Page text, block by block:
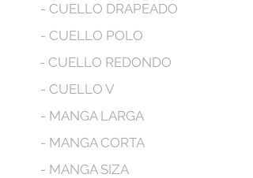
- CUELLO DRAPEADO
- CUELLO POLO
- CUELLO REDONDO
- CUELLO V
- MANGA LARGA
- MANGA CORTA
- MANGA SIZA